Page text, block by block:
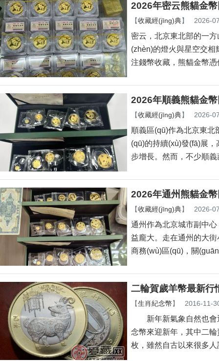
2026年密云熊貓金
【收藏經(jīng)典】 2026-
密云，北京東北部的一
(zhèn)的燈火與星空交相
注錢幣收藏，熊貓金
2026年順義熊貓金
【收藏經(jīng)典】 2026-
順義區(qū)作為北京東北
(qū)的持續(xù)發(fā)展，
步增長。然而，不
2026年通州熊貓金幣
【收藏經(jīng)典】 2026-
通州作為北京城市副中心
益龐大。走在通州的大街小
商務(wù)區(qū)，關
二輪賀歲羊幣最新行
【生肖紀念幣】 2016-11-
新年新氣象自然也會迎
念幣來迎新年，其中二
枚，雖然自古以來很多